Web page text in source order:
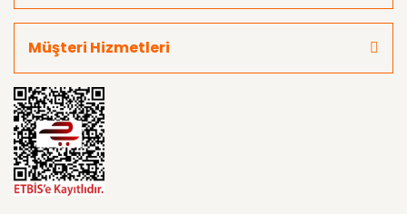
Müşteri Hizmetleri